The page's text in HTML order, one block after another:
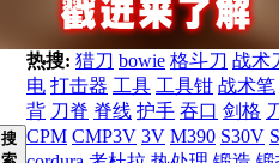
搜
热搜: 猎刀 bowie 格斗刀 战术
电 打击器 工具 工具钳 战术笔
背 刀脊 脊线 护手 吞口 剑格
CPM CMP3V 3V M390 S30V